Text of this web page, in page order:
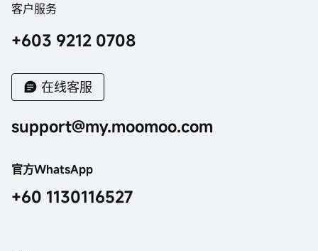
客户服务
+603 9212 0708
在线客服
support@my.moomoo.com
官方WhatsApp
+60 1130116527